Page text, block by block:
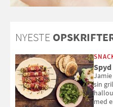
NYESTE
sin
med